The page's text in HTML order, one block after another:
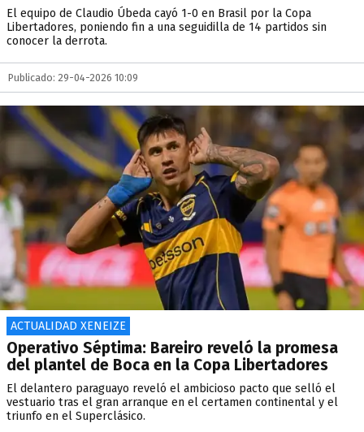
El equipo de Claudio Úbeda cayó 1-0 en Brasil por la Copa
Libertadores, poniendo fin a una seguidilla de 14 partidos sin
conocer la derrota.
Publicado: 29-04-2026 10:09
ACTUALIDAD XENEIZE
Operativo Séptima: Bareiro reveló la promesa
del plantel de Boca en la Copa Libertadores
El delantero paraguayo reveló el ambicioso pacto que selló el
vestuario tras el gran arranque en el certamen continental y el
triunfo en el Superclásico.